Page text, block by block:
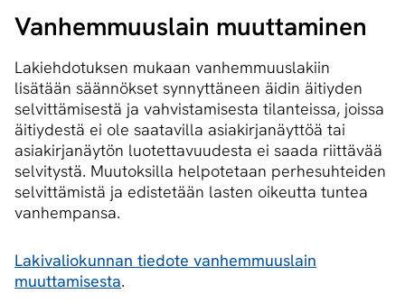
Vanhemmuuslain muuttaminen
Lakiehdotuksen mukaan vanhemmuuslakiin
lisätään säännökset synnyttäneen äidin äitiyden
selvittämisestä ja vahvistamisesta tilanteissa, joissa
äitiydestä ei ole saatavilla asiakirjanäyttöä tai
asiakirjanäytön luotettavuudesta ei saada riittävää
selvitystä. Muutoksilla helpotetaan perhesuhteiden
selvittämistä ja edistetään lasten oikeutta tuntea
vanhempansa.
Lakivaliokunnan tiedote vanhemmuuslain
muuttamisesta​.